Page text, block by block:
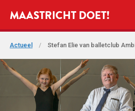
MAASTRICHT DOET!
Actueel / Stefan Elie van balletclub